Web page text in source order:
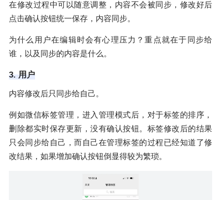
在修改过程中可以随意调整，内容不会被同步，修改好后
点击确认按钮统一保存，内容同步。
为什么用户在编辑时会有心理压力？重点就在于同步给
谁，以及同步的内容是什么。
3. 用户
内容修改后只同步给自己。
例如微信标签管理，进入管理模式后，对于标签的排序，
删除都实时保存更新，没有确认按钮。标签修改后的结果
只会同步给自己，而自己在管理标签的过程已经知道了修
改结果，如果增加确认按钮倒显得较为繁琐。